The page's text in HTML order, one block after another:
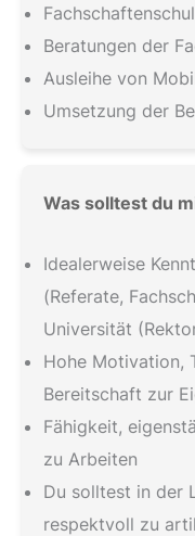
Beratungen der
Ausleihe von
Umsetzung der
Was solltest du
Idealerweise
(Referate,
Universität
Hohe Motivation,
Bereitschaft zur
Fähigkeit,
zu Arbeiten
Du solltest in der
respektvoll zu